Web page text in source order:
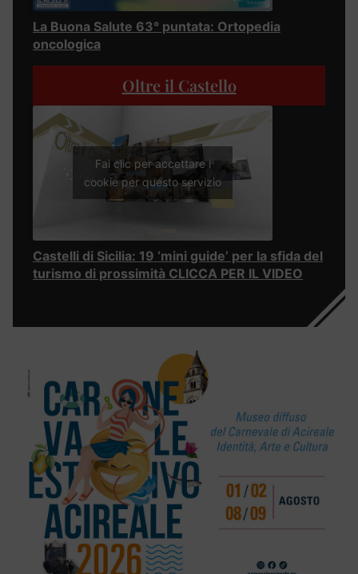
La Buona Salute 63° puntata: Ortopedia
oncologica
Oltre il Castello
Fai clic per accettare i
cookie per questo servizio
Castelli di Sicilia: 19 ‘mini guide’ per la sfida del
turismo di prossimità CLICCA PER IL VIDEO